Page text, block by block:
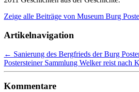
Zeige alle Beiträge von Museum Burg
Artikelnavigation
← Sanierung des Bergfrieds der Burg
Postersteiner Sammlung Welker reist nach
Kommentare